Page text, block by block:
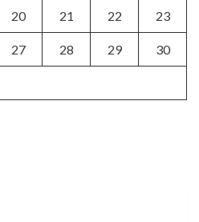
20 21 22 23
27 28 29 30